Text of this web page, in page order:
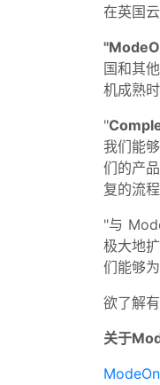
在英国
国和其
机成熟
"
我们能
们的产
复的流
"与
极大地
们能够
欲了解
关于